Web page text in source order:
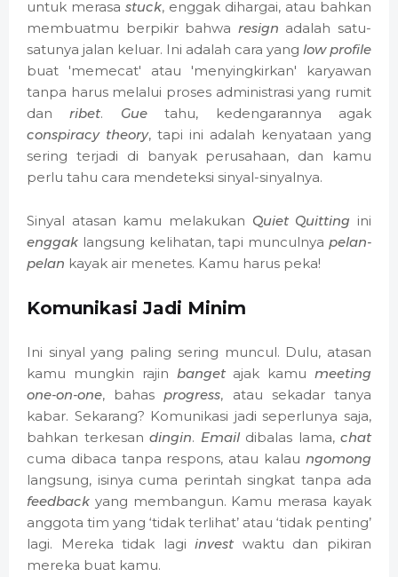
untuk merasa stuck, enggak dihargai, atau bahkan
membuatmu berpikir bahwa resign adalah satu-
satunya jalan keluar. Ini adalah cara yang low profile
buat 'memecat' atau 'menyingkirkan' karyawan
tanpa harus melalui proses administrasi yang rumit
danribet. Guetahu, kedengarannya agak
conspiracy theory, tapi ini adalah kenyataan yang
sering terjadi di banyak perusahaan, dan kamu
perlu tahu cara mendeteksi sinyal-sinyalnya.
Sinyal atasan kamu melakukan Quiet Quitting ini
enggak langsung kelihatan, tapi munculnya pelan-
pelan kayak air menetes. Kamu harus peka!
Komunikasi Jadi Minim
Ini sinyal yang paling sering muncul. Dulu, atasan
kamu mungkin rajin bangetajak kamu meeting
one-on-one, bahasprogress, atau sekadar tanya
kabar. Sekarang? Komunikasi jadi seperlunya saja,
bahkan terkesan dingin. Emaildibalas lama, chat
cuma dibaca tanpa respons, atau kalau ngomong
langsung, isinya cuma perintah singkat tanpa ada
feedback yang membangun. Kamu merasa kayak
anggota tim yang ‘tidak terlihat’ atau ‘tidak penting’
lagi. Mereka tidak lagiinvest waktu dan pikiran
mereka buat kamu.